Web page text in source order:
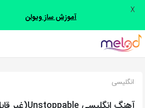
اشتراک
با
روش‌های
انگلیسی
آموزش ساز ویولن
X